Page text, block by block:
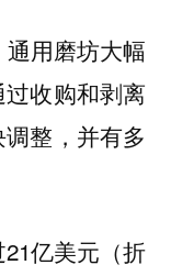
用磨坊大幅
收购和剥离
整，并有多
亿美元（折